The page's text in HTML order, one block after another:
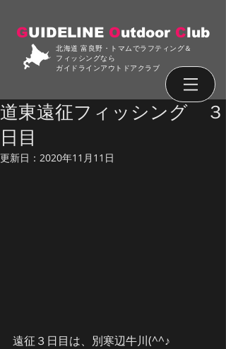
GUIDELINE Outdoor Club
北海道 富良野・トマムでラフティング＆
フィッシングなら
ガイドラインアウトドアクラブ
道東遠征フィッシング ３
日目
更新日： 2020年11月11日
遠征３日目は、別寒辺牛川(^^♪